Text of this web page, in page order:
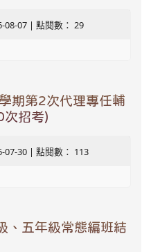
08-07 | 點閱數： 29
期第2次代理專任輔
次招考)
07-30 | 點閱數： 113
、五年級常態編班結